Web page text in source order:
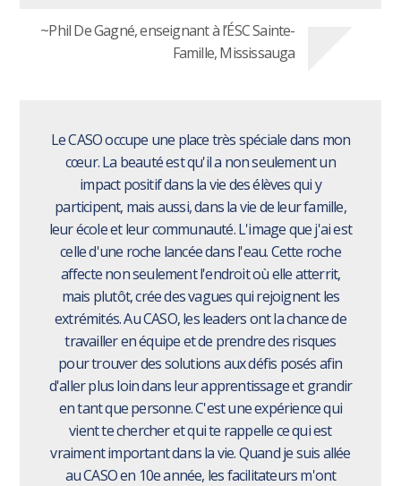
~Phil De Gagné, enseignant à l’ÉSC Sainte-
Famille, Mississauga
Le CASO occupe une place très spéciale dans mon
cœur. La beauté est qu'il a non seulement un
impact positif dans la vie des élèves qui y
participent, mais aussi, dans la vie de leur famille,
leur école et leur communauté. L'image que j'ai est
celle d'une roche lancée dans l'eau. Cette roche
affecte non seulement l'endroit où elle atterrit,
mais plutôt, crée des vagues qui rejoignent les
extrémités. Au CASO, les leaders ont la chance de
travailler en équipe et de prendre des risques
pour trouver des solutions aux défis posés afin
d'aller plus loin dans leur apprentissage et grandir
en tant que personne. C'est une expérience qui
vient te chercher et qui te rappelle ce qui est
vraiment important dans la vie. Quand je suis allée
au CASO en 10e année, les facilitateurs m'ont